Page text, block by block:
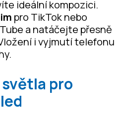
ideální kompozici.
pro TikTok nebo
a natáčejte přesně
i vyjmutí telefonu
pro